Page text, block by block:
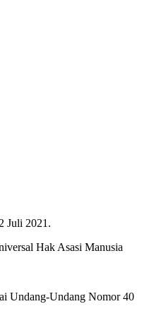
Juli 2021.
Hak Asasi Manusia
Undang-Undang Nomor 40